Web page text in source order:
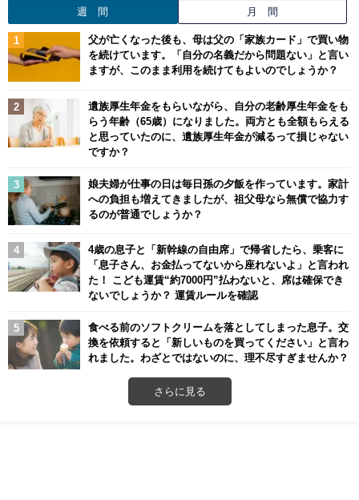
週 間 月 間
父が亡くなった後も、母は父の「家族カード」で買い物
を続けています。「自分の名義だから問題ない」と言い
ますが、このまま利用を続けてもよいのでしょうか？
遺族厚生年金をもらいながら、自分の老齢厚生年金をも
らう年齢（65歳）になりました。両方とも全額もらえる
と思っていたのに、遺族厚生年金が減るって損じゃない
ですか？
娘夫婦が仕事の日は毎日孫の夕飯を作っています。家計
への負担も増えてきましたが、祖父母なら無償で協力す
るのが普通でしょうか？
4歳の息子と「新幹線の自由席」で帰省したら、乗客に
「息子さん、お金払ってないから座れないよ」と言われ
た！ こども運賃“約7000円”払わないと、席は確保でき
ないでしょうか？ 運賃ルールを確認
食べる前のソフトクリームを落としてしまった息子。交
換を依頼すると「新しいものを買ってください」と言わ
れました。わざとではないのに、理不尽すぎませんか？
さらに見る